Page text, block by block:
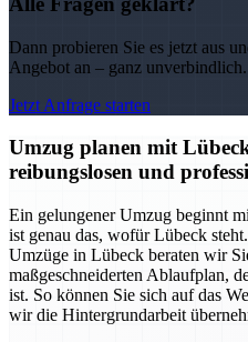
Dann probieren Sie es jetzt aus
Angebot an – ganz unverbindlich.
Jetzt Anfrage starten
Umzug planen mit
reibungslosen und
Ein gelungener Umzug beginnt
ist genau das, wofür Lübeck
Umzüge in Lübeck beraten wir
maßgeschneiderten Ablaufplan,
ist. So können Sie sich auf das
wir die Hintergrundarbeit